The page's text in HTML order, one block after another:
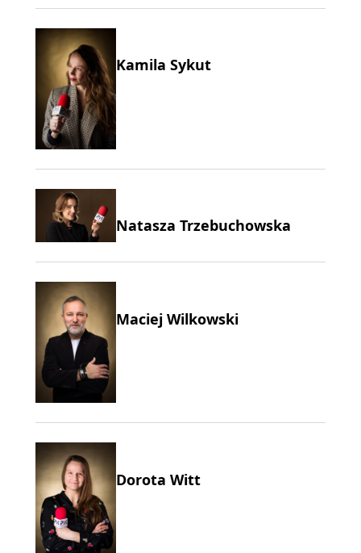
Kamila Sykut
Natasza Trzebuchowska
Maciej Wilkowski
Dorota Witt